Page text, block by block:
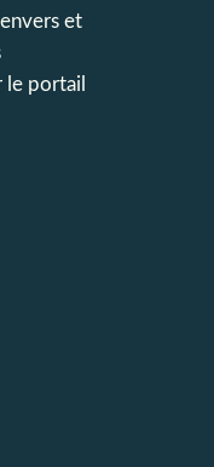
et
le portail